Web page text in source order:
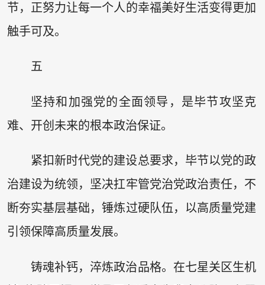
节，正努力让每一个人的幸福美好生活变得更加
触手可及。
五
坚持和加强党的全面领导，是毕节攻坚克
难、开创未来的根本政治保证。
紧扣新时代党的建设总要求，毕节以党的政
治建设为统领，坚决扛牢管党治党政治责任，不
断夯实基层基础，锤炼过硬队伍，以高质量党建
引领保障高质量发展。
铸魂补钙，淬炼政治品格。在七星关区生机